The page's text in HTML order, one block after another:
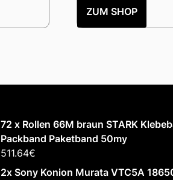
ZUM SHOP
72 x Rollen 66M braun STARK
Packband Paketband 50my
511.64€
2x Sony Konion Murata VTC5A